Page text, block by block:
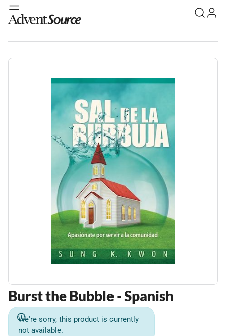
Burst the Bubble - Spanish
We're sorry, this product is currently
not available.